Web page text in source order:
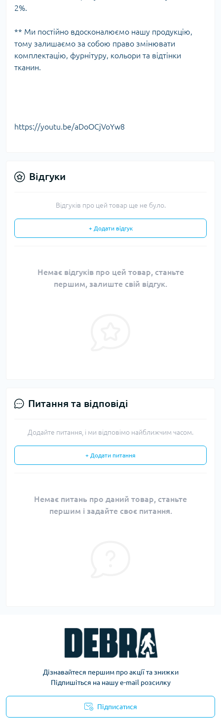
2%.
** Ми постійно вдосконалюємо нашу продукцію,
тому залишаємо за собою право змінювати
комплектацію, фурнітуру, кольори та відтінки
тканин.
https://youtu.be/aDoOCjVoYw8
Відгуки
Відгуків про цей товар ще не було.
+ Додати відгук
Немає відгуків про цей товар, станьте
першим, залиште свій відгук.
Питання та відповіді
Додайте питання, і ми відповімо найближчим часом.
+ Додати питання
Немає питань про даний товар, станьте
першим і задайте своє питання.
Дізнавайтеся першим про акції та знижки
Підпишіться на нашу e-mail розсилку
Підписатися